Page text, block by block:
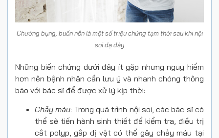
Chướng bụng, buồn nôn là một số triệu chứng tạm thời sau khi nội
soi dạ dày
Những biến chứng dưới đây ít gặp nhưng nguy hiểm
hơn nên bệnh nhân cần lưu ý và nhanh chóng thông
báo với bác sĩ để được xử lý kịp thời:
Chảy máu: Trong quá trình nội soi, các bác sĩ có
thể sẽ tiến hành sinh thiết để kiểm tra, điều trị
cắt polyp, gắp dị vật có thể gây chảy máu tại